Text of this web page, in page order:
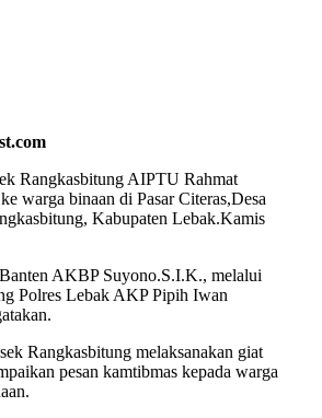
Rangkasbitung AIPTU Rahmat
warga binaan di Pasar Citeras,Desa
Kabupaten Lebak.Kamis
AKBP Suyono.S.I.K., melalui
Polres Lebak AKP Pipih Iwan
Rangkasbitung melaksanakan giat
pesan kamtibmas kepada warga